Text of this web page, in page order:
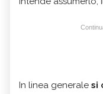
In linea generale si